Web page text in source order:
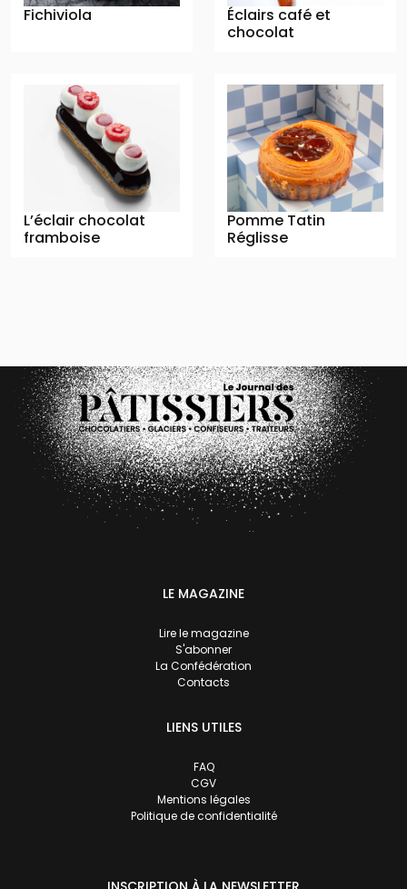
Fichiviola
Éclairs café et
chocolat
L’éclair chocolat
framboise
Pomme Tatin
Réglisse
LE MAGAZINE
Lire le magazine
S'abonner
La Confédération
Contacts
LIENS UTILES
FAQ
CGV
Mentions légales
Politique de confidentialité